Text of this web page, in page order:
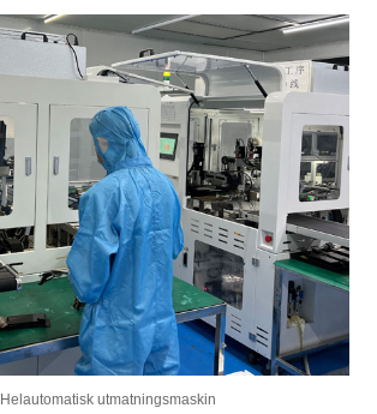
Helautomatisk utmatningsmaskin